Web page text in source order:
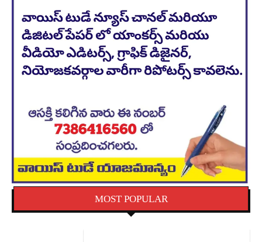
MOST POPULAR